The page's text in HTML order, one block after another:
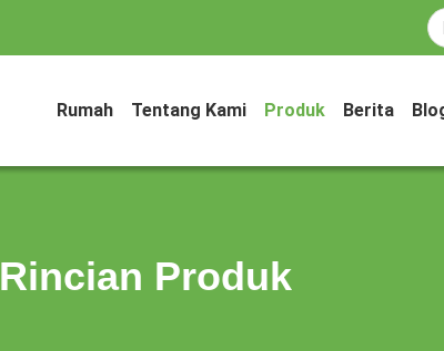
Rumah Tentang Kami Produk Berita
Rincian Produk